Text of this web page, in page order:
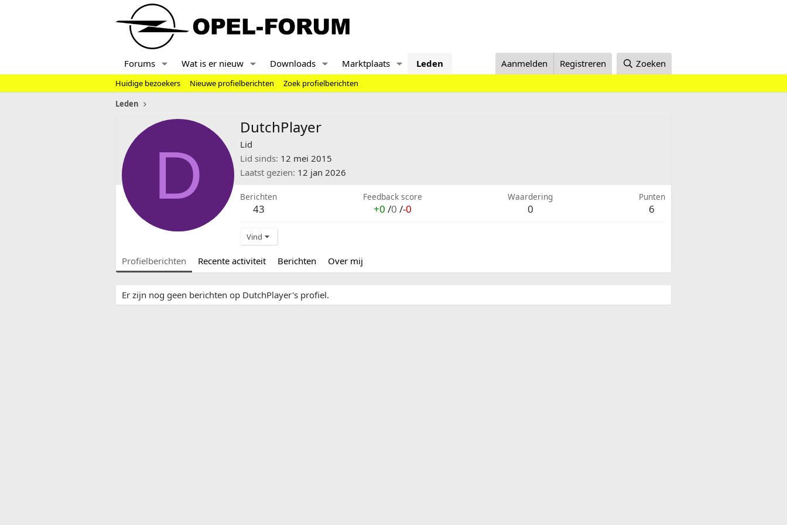
Forums Wat is er nieuw Downloads Marktplaats Leden Aanmelden Registreren Zoeken
Huidige bezoekers Nieuwe profielberichten
Zoek profielberichten
Leden
D
DutchPlayer
Lid
Lid sinds 12 mei 2015
Laatst gezien 12 jan 2026
Berichten
43
Feedback score
+0 /0 /-0
Waardering
0
Punten
6
Vind
Profielberichten Recente activiteit Berichten Over mij
Er zijn nog geen berichten op DutchPlayer's profiel.